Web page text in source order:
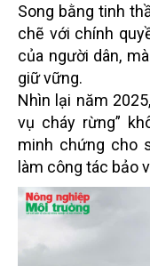
Song bằng tinh
chẽ với chính
của người dân,
giữ vững.
Nhìn lại năm
vụ cháy rừng”
minh chứng cho
làm công tác bảo